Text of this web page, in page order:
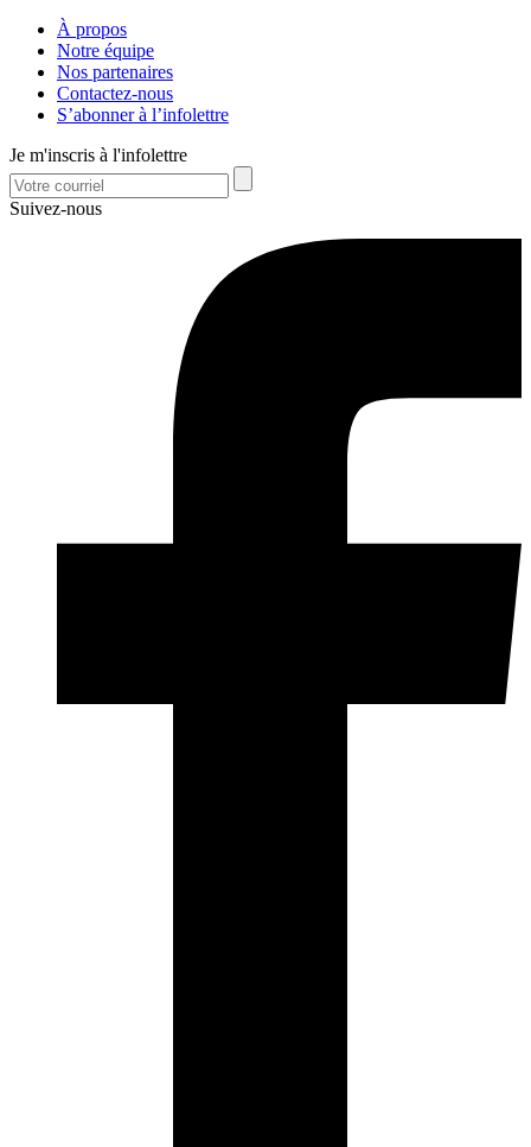
À propos
Notre équipe
Nos partenaires
Contactez-nous
S’abonner à l’infolettre
Je m'inscris à l'infolettre
Suivez-nous